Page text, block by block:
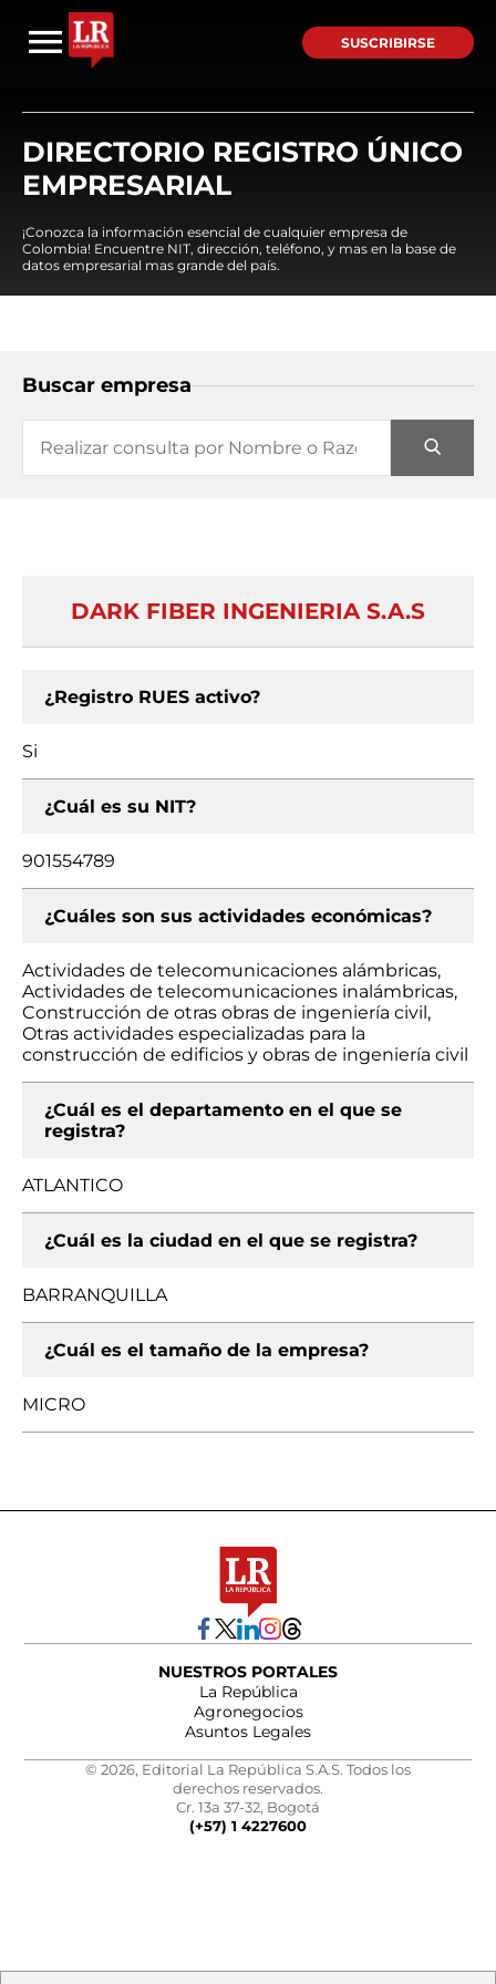
SUSCRIBIRSE
DIRECTORIO REGISTRO ÚNICO
EMPRESARIAL
¡Conozca la información esencial de cualquier empresa de
Colombia! Encuentre NIT, dirección, teléfono, y mas en la base de
datos empresarial mas grande del país.
Buscar empresa
DARK FIBER INGENIERIA S.A.S
¿Registro RUES activo?
Si
¿Cuál es su NIT?
901554789
¿Cuáles son sus actividades económicas?
Actividades de telecomunicaciones alámbricas,
Actividades de telecomunicaciones inalámbricas,
Construcción de otras obras de ingeniería civil,
Otras actividades especializadas para la
construcción de edificios y obras de ingeniería civil
¿Cuál es el departamento en el que se
registra?
ATLANTICO
¿Cuál es la ciudad en el que se registra?
BARRANQUILLA
¿Cuál es el tamaño de la empresa?
MICRO
NUESTROS PORTALES
La República
Agronegocios
Asuntos Legales
© 2026, Editorial La República S.A.S. Todos los
derechos reservados.
Cr. 13a 37-32, Bogotá
(+57) 1 4227600